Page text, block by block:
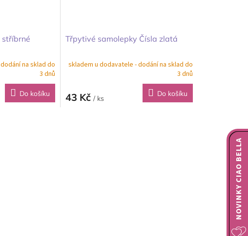
na sklad do
3 dnů
Do košíku
Třpytivé samolepky Čísla zlatá
skladem u dodavatele - dodání na sklad do
3 dnů
43 Kč / ks
Do košíku
NOVINKY CIAO BELLA